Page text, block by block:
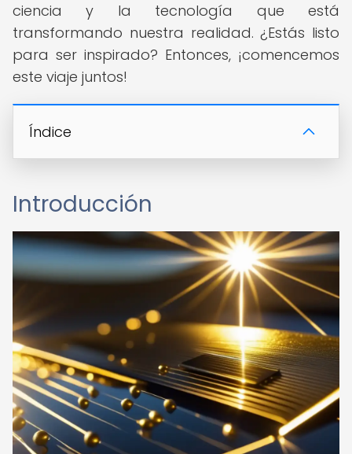
ciencia y la tecnología que está
transformando nuestra realidad. ¿Estás listo
para ser inspirado? Entonces, ¡comencemos
este viaje juntos!
Índice
Introducción